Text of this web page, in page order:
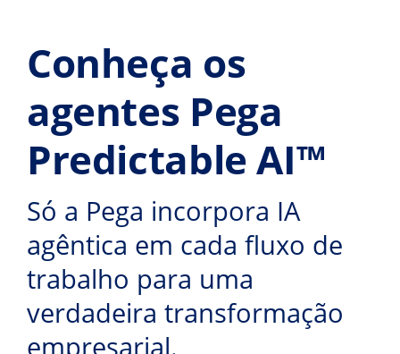
Conheça os
agentes Pega
Predictable AI™
Só a Pega incorpora IA
agêntica em cada fluxo de
trabalho para uma
verdadeira transformação
empresarial.